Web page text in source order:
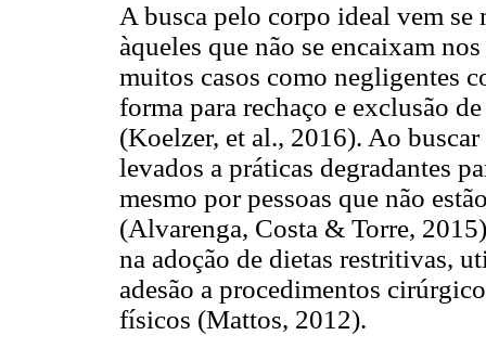
A busca pelo corpo ideal vem se
àqueles que não se encaixam
muitos casos como negligentes
forma para rechaço e exclusão
(Koelzer, et al., 2016). Ao
levados a práticas degradantes
mesmo por pessoas que não
(Alvarenga, Costa & Torre,
na adoção de dietas restritivas,
adesão a procedimentos
físicos (Mattos, 2012).